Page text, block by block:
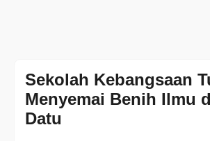
Sekolah Kebangsaan
Menyemai Benih Ilmu
Datu